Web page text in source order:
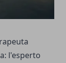
l'esperto